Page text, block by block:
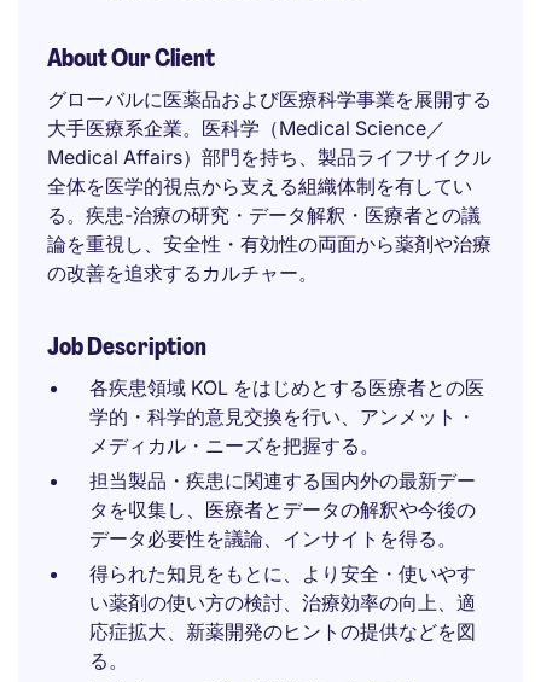
About Our Client
グローバルに医薬品および医療科学事業を展開する
大手医療系企業。医科学（Medical Science／
Medical Affairs）部門を持ち、製品ライフサイクル
全体を医学的視点から支える組織体制を有してい
る。疾患-治療の研究・データ解釈・医療者との議
論を重視し、安全性・有効性の両面から薬剤や治療
の改善を追求するカルチャー。
Job Description
各疾患領域 KOL をはじめとする医療者との医
学的・科学的意見交換を行い、アンメット・
メディカル・ニーズを把握する。
担当製品・疾患に関連する国内外の最新デー
タを収集し、医療者とデータの解釈や今後の
データ必要性を議論、インサイトを得る。
得られた知見をもとに、より安全・使いやす
い薬剤の使い方の検討、治療効率の向上、適
応症拡大、新薬開発のヒントの提供などを図
る。